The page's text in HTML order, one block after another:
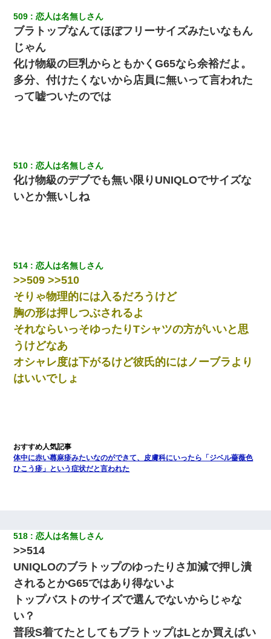
509 恋人は名無しさん
ブラトップなんてほぼフリーサイズみたいなもん
じゃん
化け物級の巨乳からともかくG65なら余裕だよ。
多分、付けたくないから店員に無いって言われた
って嘘ついたのでは
510 恋人は名無しさん
化け物級のデブでも無い限りUNIQLOでサイズな
いとか無いしね
514 恋人は名無しさん
>>509 >>510
そりゃ物理的には入るだろうけど
胸の形は押しつぶされるよ
それならいっそゆったりTシャツの方がいいと思
うけどなあ
オシャレ度は下がるけど彼氏的にはノーブラより
はいいでしょ
体中に赤い蕁麻疹みたいなのができて、皮膚科にいったら「ジベル薔薇色
ひこう疹」という症状だと言われた
518 恋人は名無しさん
>>514
UNIQLOのブラトップのゆったりさ加減で押し潰
されるとかG65ではあり得ないよ
トップバストのサイズで選んでないからじゃな
い？
普段S着てたとしてもブラトップはLとか買えばい